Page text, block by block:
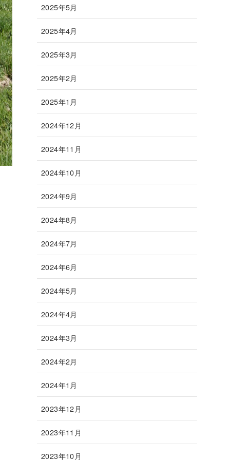
2025年5月
2025年4月
2025年3月
2025年2月
2025年1月
2024年12月
2024年11月
2024年10月
2024年9月
2024年8月
2024年7月
2024年6月
2024年5月
2024年4月
2024年3月
2024年2月
2024年1月
2023年12月
2023年11月
2023年10月